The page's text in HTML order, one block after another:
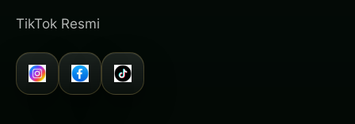
TikTok Resmi